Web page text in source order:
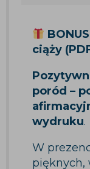
ciąży
poród –
wydruku.
W
pięknych,